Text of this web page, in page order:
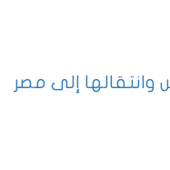
وانتقالها إلى مصر